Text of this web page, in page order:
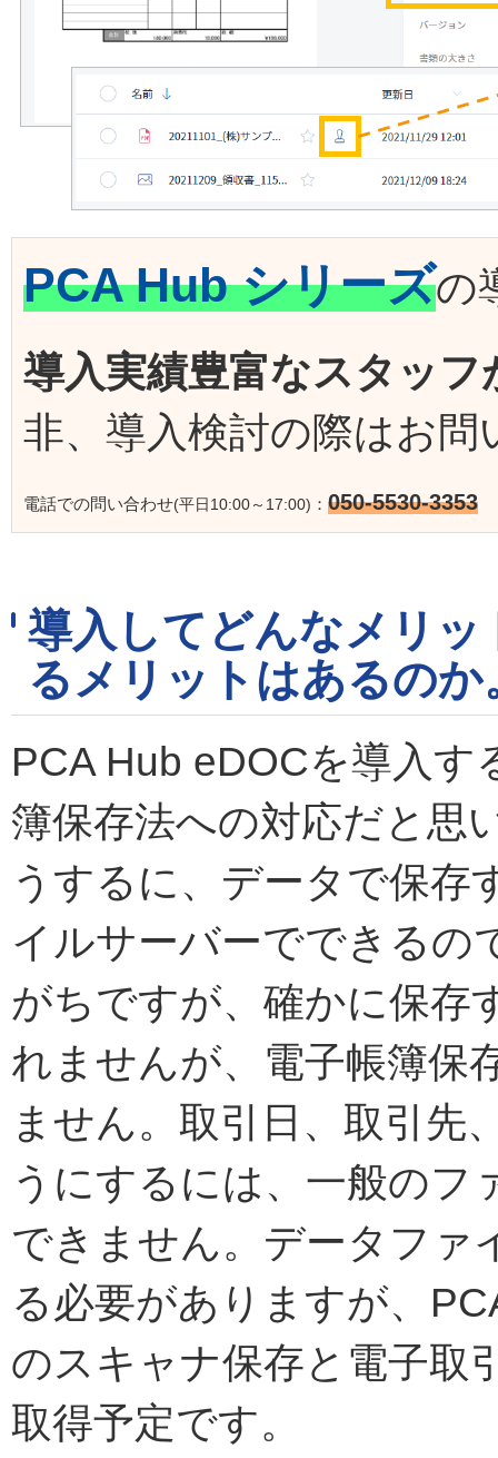
PCA Hub シリーズの
導入実績豊富なスタッフ
非、導入検討の際はお
電話での問い合わせ(平日10:00～17:00) ： 050-5530-3353
導入してどんなメリ
るメリットはあるのか
PCA Hub eDOCを導入
簿保存法への対応だと思
うするに、データで保存
イルサーバーでできるの
がちですが、確かに保存
れませんが、電子帳簿保
ません。取引日、取引先
うにするには、一般のフ
できません。データファ
る必要がありますが、
のスキャナ保存と電子取
取得予定です。